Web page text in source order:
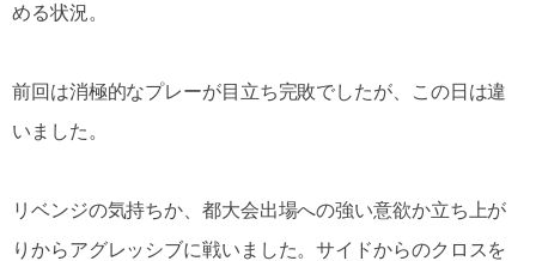
める状況。
前回は消極的なプレーが目立ち完敗でしたが、この日は違
いました。
リベンジの気持ちか、都大会出場への強い意欲か立ち上が
りからアグレッシブに戦いました。サイドからのクロスを